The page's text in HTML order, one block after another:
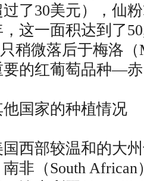
了30美元），仙
这一面积达到了
稍微落后于梅洛
的红葡萄品种—
国家的种植情况
部较温和的大州
非（South